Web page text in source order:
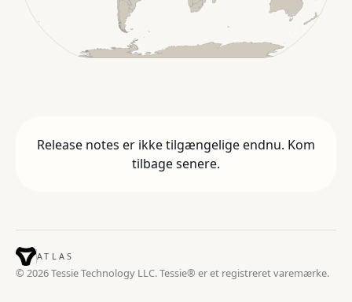
Release notes er ikke tilgængelige endnu. Kom
tilbage senere.
ATLAS
© 2026 Tessie Technology LLC. Tessie® er et registreret varemærke.